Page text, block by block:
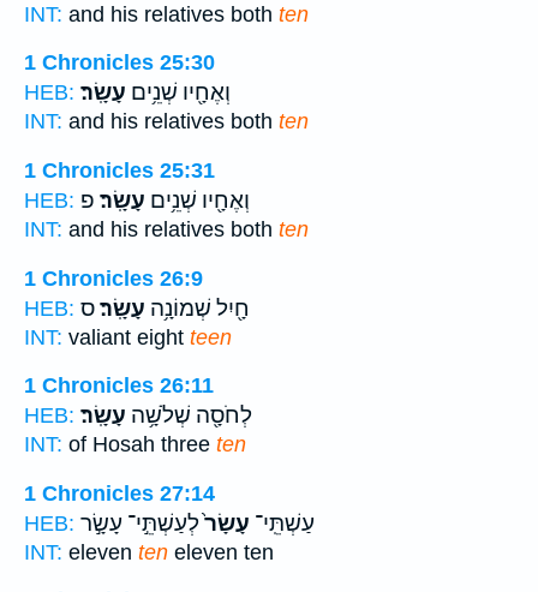
INT: and his relatives both ten
1 Chronicles 25:30
HEB:
וְאֶחָ֖יו שְׁנֵ֥ים עָשָֽׂר׃
INT: and his relatives both ten
1 Chronicles 25:31
HEB:
וְאֶחָ֖יו שְׁנֵ֥ים עָשָֽׂר׃ פ
INT: and his relatives both ten
1 Chronicles 26:9
HEB:
חָ֖יִל שְׁמוֹנָ֥ה עָשָֽׂר׃ס
INT: valiant eight teen
1 Chronicles 26:11
HEB:
לְחֹסָ֖ה שְׁלֹשָׁ֥ה עָשָֽׂר׃
INT: of Hosah three ten
1 Chronicles 27:14
HEB:
עַשְׁתֵּֽי־ עָשָׂר֙לְעַשְׁתֵּ֣י־ עָשָׂ֣ר
INT: eleven ten eleven ten